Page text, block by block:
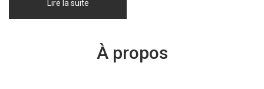
Lire la suite
À propos